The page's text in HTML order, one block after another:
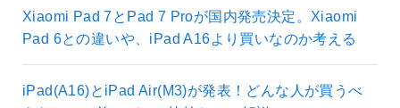
Xiaomi Pad 7とPad 7 Proが国内発売決定。Xiaomi
Pad 6との違いや、iPad A16より買いなのか考える
iPad(A16)とiPad Air(M3)が発表！どんな人が買うべ